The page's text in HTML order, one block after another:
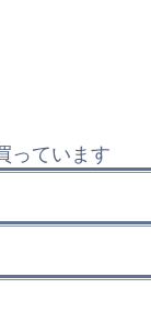
っています